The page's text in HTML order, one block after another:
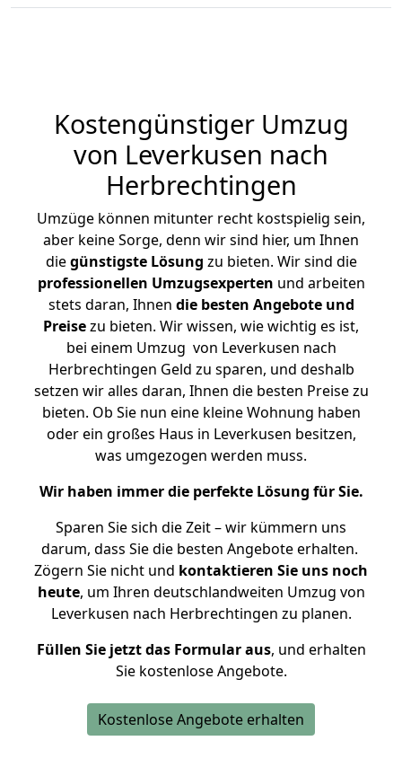
Kostengünstiger Umzug
von Leverkusen nach
Herbrechtingen
Umzüge können mitunter recht kostspielig sein,
aber keine Sorge, denn wir sind hier, um Ihnen
diegünstigste Lösung zu bieten. Wir sind die
professionellen Umzugsexperten und arbeiten
stets daran, Ihnen die besten Angebote und
Preisezu bieten. Wir wissen, wie wichtig es ist,
bei einem Umzug von Leverkusen nach
Herbrechtingen Geld zu sparen, und deshalb
setzen wir alles daran, Ihnen die besten Preise zu
bieten. Ob Sie nun eine kleine Wohnung haben
oder ein großes Haus in Leverkusen besitzen,
was umgezogen werden muss.
Wir haben immer die perfekte Lösung für Sie.
Sparen Sie sich die Zeit – wir kümmern uns
darum, dass Sie die besten Angebote erhalten.
Zögern Sie nicht und kontaktieren Sie uns noch
heute, um Ihren deutschlandweiten Umzug von
Leverkusen nach Herbrechtingen zu planen.
Füllen Sie jetzt das Formular aus, und erhalten
Sie kostenlose Angebote.
Kostenlose Angebote erhalten